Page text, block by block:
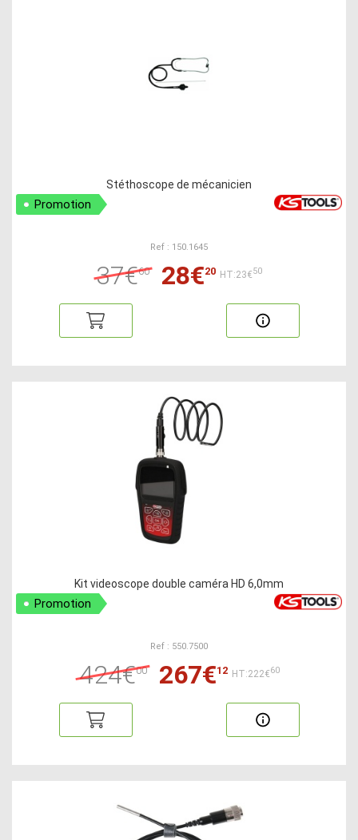
Stéthoscope de mécanicien
Promotion
Ref : 150.1645
37€60 28€20 HT:23€50
Kit videoscope double caméra HD 6,0mm
Promotion
Ref : 550.7500
424€00 267€12 HT:222€60